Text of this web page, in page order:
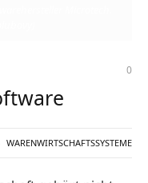
0
WARENWIRTSCHAFTSSYSTEME